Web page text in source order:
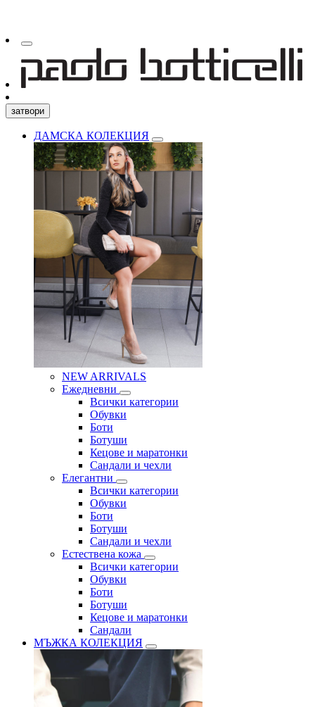
затвори
ДАМСКА КОЛЕКЦИЯ
NEW ARRIVALS
Ежедневни
Всички категории
Обувки
Боти
Ботуши
Кецове и маратонки
Сандали и чехли
Елегантни
Всички категории
Обувки
Боти
Ботуши
Сандали и чехли
Естествена кожа
Всички категории
Обувки
Боти
Ботуши
Кецове и маратонки
Сандали
МЪЖКА КОЛЕКЦИЯ